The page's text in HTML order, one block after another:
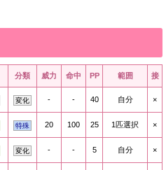
分類 威力 命中 PP 範囲 接
変化 - - 40 自分 ×
特殊 20 100 25 1匹選択 ×
変化 - - 5 自分 ×